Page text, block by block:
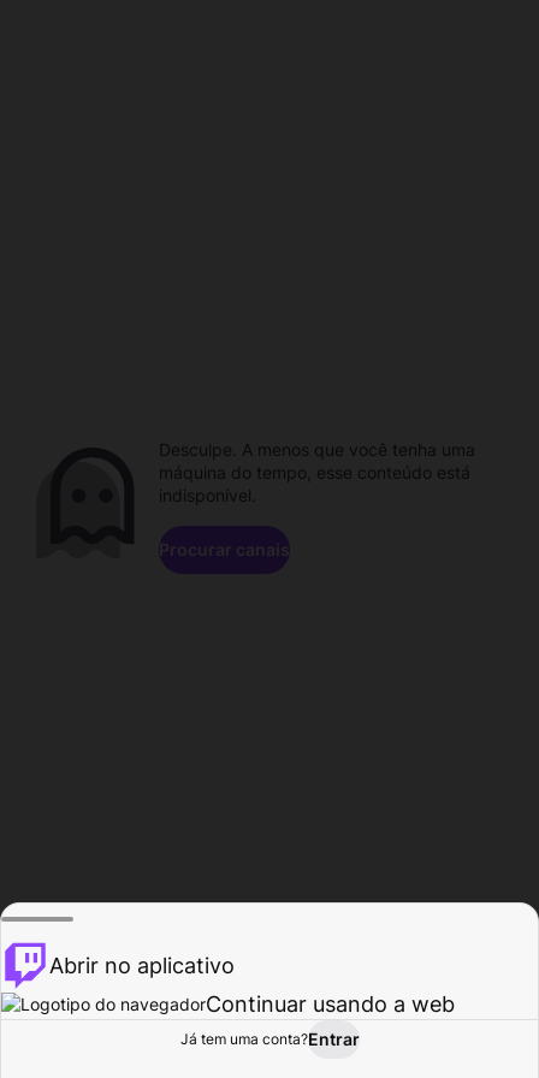
Procurar Atividade
Desculpe. A menos que você tenha uma
máquina do tempo, esse conteúdo está
indisponível.
Procurar canais
Abrir no aplicativo
Continuar usando a web
Já tem uma conta?Entrar